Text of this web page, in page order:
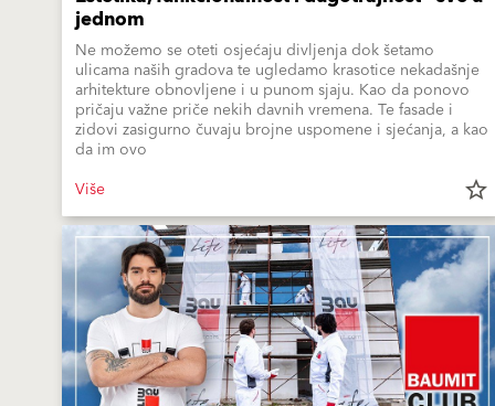
jednom
Ne možemo se oteti osjećaju divljenja dok šetamo
ulicama naših gradova te ugledamo krasotice nekadašnje
arhitekture obnovljene i u punom sjaju. Kao da ponovo
pričaju važne priče nekih davnih vremena. Te fasade i
zidovi zasigurno čuvaju brojne uspomene i sjećanja, a kao
da im ovo
Više
star_border